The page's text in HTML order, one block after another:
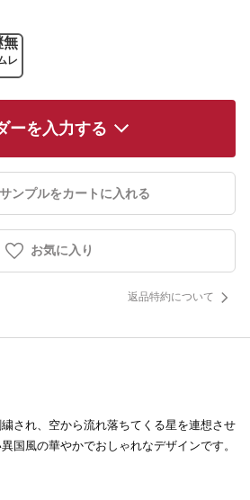
無
レ
ーを入力する
ンプルをカートに入れる
お気に入り
返品特約について
され、空から流れ落ちてくる星を連想させ
国風の華やかでおしゃれなデザインです。